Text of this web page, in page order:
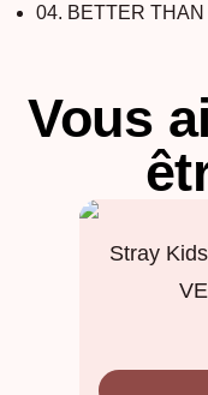
04. BETTER THAN
Vous
Stray